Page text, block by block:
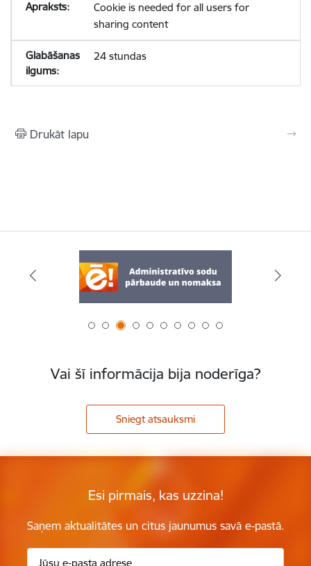
Cookie is needed for all users for
sharing content
24 stundas
Drukāt lapu
Vai šī informācija bija noderīga?
Sniegt atsauksmi
Esi pirmais, kas uzzina!
Saņem aktualitātes un citus jaunumus savā e-pastā.